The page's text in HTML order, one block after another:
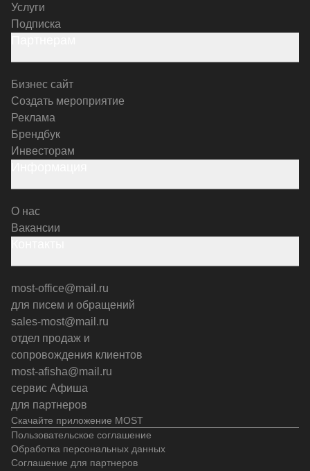
Скачайте приложение MOST
Услуги
Подписка
Бизнес сайт
Создать мероприятие
Реклама
Брендбук
Инвесторам
О нас
Вакансии
most-office@mail.ru
для писем и обращений
sales-most@mail.ru
отдел продаж и
сопровождения клиентов
most-afisha@mail.ru
сервис Афиша
для партнеров
Пользовательское соглашение
Обработка персональных данных
Соглашение для партнеров